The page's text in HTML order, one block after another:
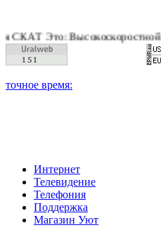
Это: Высокоскоростной
Интернет
Телевидение
Телефония
Поддержка
Магазин Уют